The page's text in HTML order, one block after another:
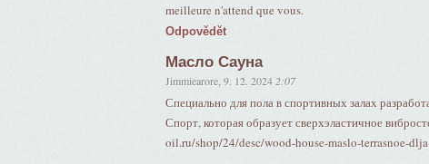
meilleure n'attend que vous.
Odpovědět
Масло Сауна
Jimmiearore 9. 12. 2024 2:07
Специально для пола в спортивных залах
Спорт, которая образует сверхэластичное
oil.ru/shop/24/desc/wood-house-maslo-terrasnoe-